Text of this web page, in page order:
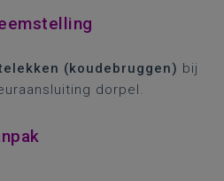
(koudebruggen) bij
dorpel.